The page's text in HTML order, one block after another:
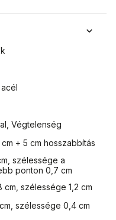
Végtelenség
+ 5 cm hosszabbítás
szélessége a
ponton 0,7 cm
cm, szélessége 1,2 cm
cm, szélessége 0,4 cm